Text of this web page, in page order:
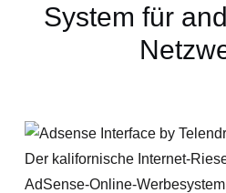
System für
Der kalifornische Internet-
AdSense-Online-